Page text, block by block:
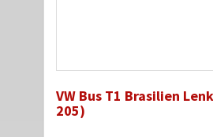
VW Bus T1 Brasilien
205)